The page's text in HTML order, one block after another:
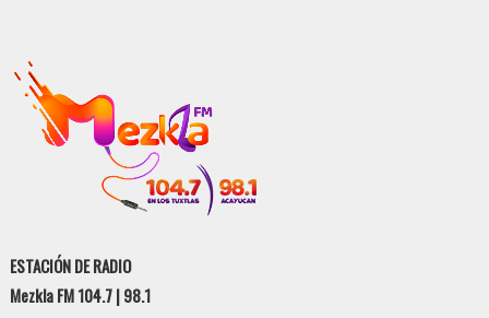
ESTACIÓN DE RADIO
Mezkla FM 104.7 | 98.1